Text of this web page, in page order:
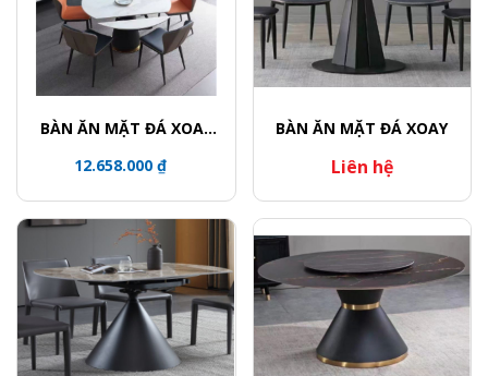
BÀN ĂN MẶT ĐÁ XOAY
TRỤ VIỀN VÀNG
12.658.000 ₫
BÀN ĂN MẶT ĐÁ XOAY
Liên hệ